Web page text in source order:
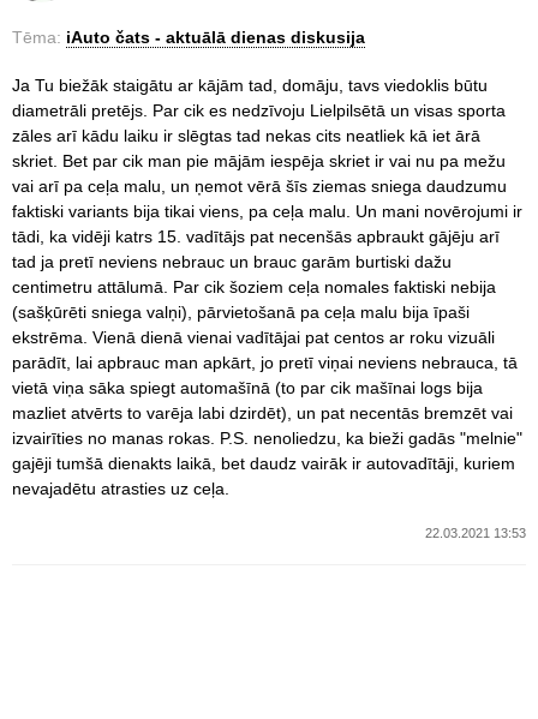
Tēma: iAuto čats - aktuālā dienas diskusija
Ja Tu biežāk staigātu ar kājām tad, domāju, tavs viedoklis būtu
diametrāli pretējs. Par cik es nedzīvoju Lielpilsētā un visas sporta
zāles arī kādu laiku ir slēgtas tad nekas cits neatliek kā iet ārā
skriet. Bet par cik man pie mājām iespēja skriet ir vai nu pa mežu
vai arī pa ceļa malu, un ņemot vērā šīs ziemas sniega daudzumu
faktiski variants bija tikai viens, pa ceļa malu. Un mani novērojumi ir
tādi, ka vidēji katrs 15. vadītājs pat necenšās apbraukt gājēju arī
tad ja pretī neviens nebrauc un brauc garām burtiski dažu
centimetru attālumā. Par cik šoziem ceļa nomales faktiski nebija
(sašķūrēti sniega valņi), pārvietošanā pa ceļa malu bija īpaši
ekstrēma. Vienā dienā vienai vadītājai pat centos ar roku vizuāli
parādīt, lai apbrauc man apkārt, jo pretī viņai neviens nebrauca, tā
vietā viņa sāka spiegt automašīnā (to par cik mašīnai logs bija
mazliet atvērts to varēja labi dzirdēt), un pat necentās bremzēt vai
izvairīties no manas rokas. P.S. nenoliedzu, ka bieži gadās "melnie"
gajēji tumšā dienakts laikā, bet daudz vairāk ir autovadītāji, kuriem
nevajadētu atrasties uz ceļa.
22.03.2021 13:53